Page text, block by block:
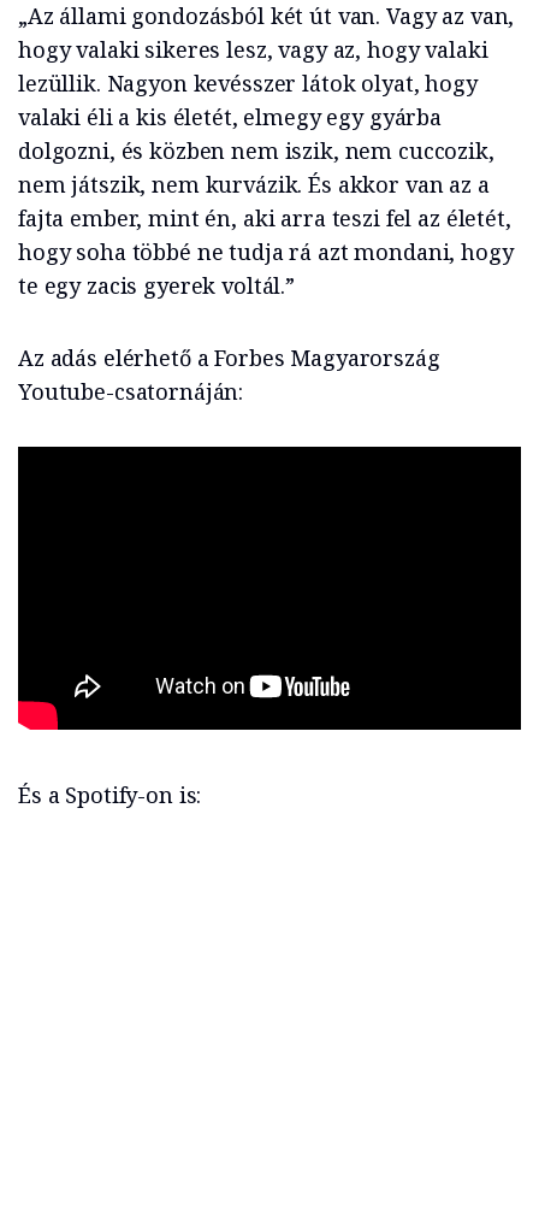
„Az állami gondozásból két út van. Vagy az van,
hogy valaki sikeres lesz, vagy az, hogy valaki
lezüllik. Nagyon kevésszer látok olyat, hogy
valaki éli a kis életét, elmegy egy gyárba
dolgozni, és közben nem iszik, nem cuccozik,
nem játszik, nem kurvázik. És akkor van az a
fajta ember, mint én, aki arra teszi fel az életét,
hogy soha többé ne tudja rá azt mondani, hogy
te egy zacis gyerek voltál.”
Az adás elérhető a Forbes Magyarország
Youtube-csatornáján:
És a Spotify-on is: